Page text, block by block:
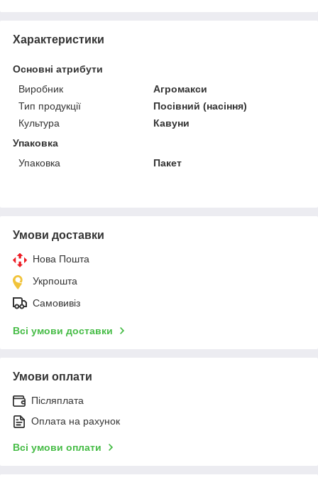
Характеристики
Основні атрибути
Виробник
Агромакси
Тип продукції
Посівний (насіння)
Культура
Кавуни
Упаковка
Упаковка
Пакет
Умови доставки
Нова Пошта
Укрпошта
Самовивіз
Всі умови доставки
Умови оплати
Післяплата
Оплата на рахунок
Всі умови оплати